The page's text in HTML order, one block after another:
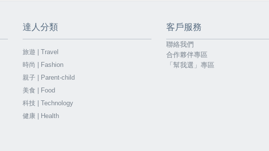
達人分類
旅遊 | Travel
時尚 | Fashion
親子 | Parent-child
美食 | Food
科技 | Technology
健康 | Health
客戶服務
聯絡我們
合作夥伴專區
「幫我選」專區